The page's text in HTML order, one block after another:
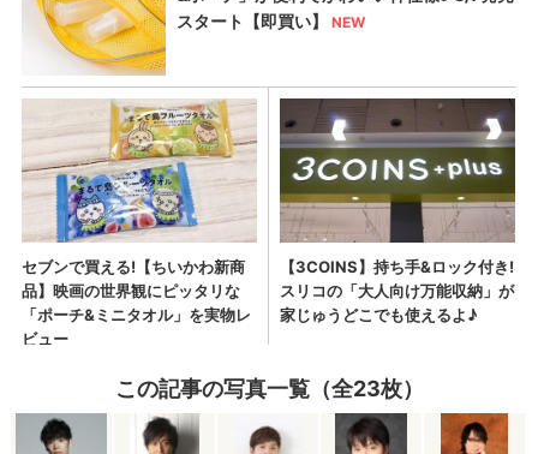
この記事の写真一覧（全23枚）